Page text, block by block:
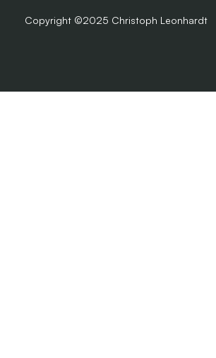
Copyright ©2025 Christoph Leonhardt